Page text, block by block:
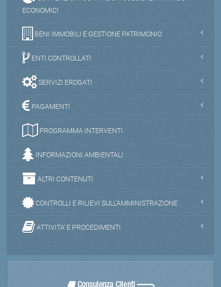
ECONOMICI
BENI IMMOBILI E GESTIONE PATRIMONIO
ENTI CONTROLLATI
SERVIZI EROGATI
PAGAMENTI
PROGRAMMA INTERVENTI
INFORMAZIONI AMBIENTALI
ALTRI CONTENUTI
CONTROLLI E RILIEVI SULL'AMMINISTRAZIONE
ATTIVITA' E PROCEDIMENTI